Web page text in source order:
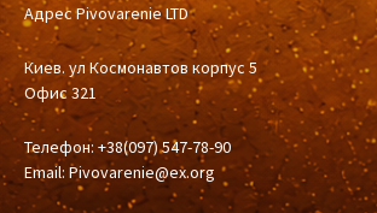
Адрес Pivovarenie LTD
Киев. ул Космонавтов корпус 5
Офис 321
Телефон: +38(097) 547-78-90
Email: Pivovarenie@ex.org